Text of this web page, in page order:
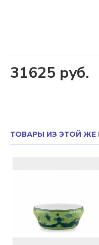
31625 руб.
ТОВАРЫ ИЗ ЭТОЙ ЖЕ